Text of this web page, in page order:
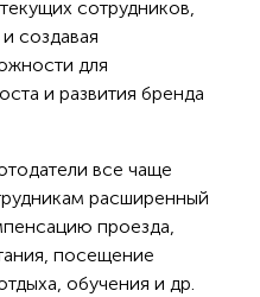
сотрудников,
создавая
для
и развития бренда
все чаще
расширенный
проезда,
посещение
обучения и др.